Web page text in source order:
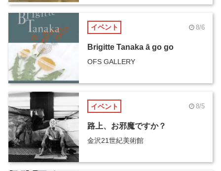
イベント 8/6
Brigitte Tanaka ā go go
OFS GALLERY
イベント 8/5
路上、お邪魔ですか？
金沢21世紀美術館